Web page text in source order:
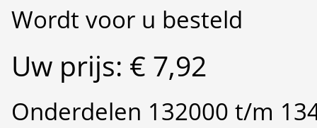
Wordt voor u besteld
Uw prijs: € 7,92
Onderdelen 132000 t/m